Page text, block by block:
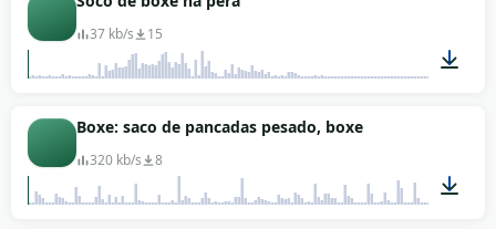
37 kb/s 15
Boxe: saco de pancadas pesado, boxe
320 kb/s 8